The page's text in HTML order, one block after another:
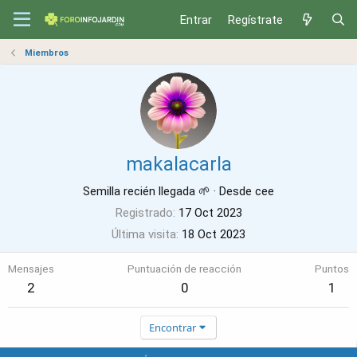
Entrar Regístrate
Miembros
makalacarla
Semilla recién llegada 🌱 · Desde cee
Registrado 17 Oct 2023
Última visita 18 Oct 2023
Mensajes
2
Puntuación de reacción
0
Puntos
1
Encontrar